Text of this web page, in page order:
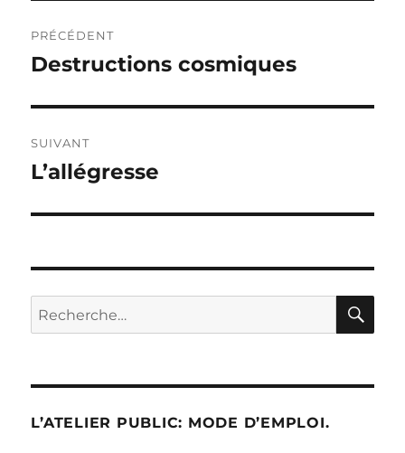
de
PRÉCÉDENT
Publication
Destructions cosmiques
SUIVANT
Publication
L’allégresse
Recherche
pour :
L’ATELIER PUBLIC: MODE D’EMPLOI.